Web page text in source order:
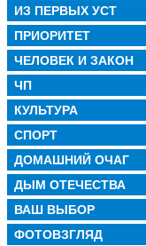
ИЗ ПЕРВЫХ УСТ
ПРИОРИТЕТ
ЧЕЛОВЕК И ЗАКОН
ЧП
КУЛЬТУРА
СПОРТ
ДОМАШНИЙ ОЧАГ
ДЫМ ОТЕЧЕСТВА
ВАШ ВЫБОР
ФОТОВЗГЛЯД